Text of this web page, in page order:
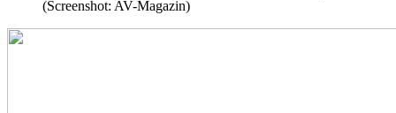
(Screenshot: AV-Magazin)